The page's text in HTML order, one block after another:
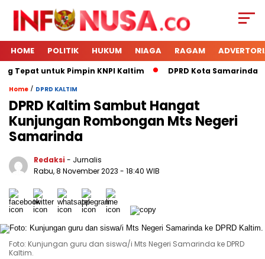
HOME POLITIK HUKUM NIAGA RAGAM
Tepat untuk Pimpin KNPI Kaltim DPRD Kota Samarinda
Home / DPRD KALTIM
DPRD Kaltim Sambut Hangat
Kunjungan Rombongan Mts Negeri
Samarinda
Redaksi - Jurnalis
Rabu, 8 November 2023 - 18:40 WIB
Foto: Kunjungan guru dan siswa/i Mts Negeri Samarinda ke DPRD
Kaltim.